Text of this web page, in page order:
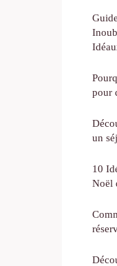
pour
un
10
Noël